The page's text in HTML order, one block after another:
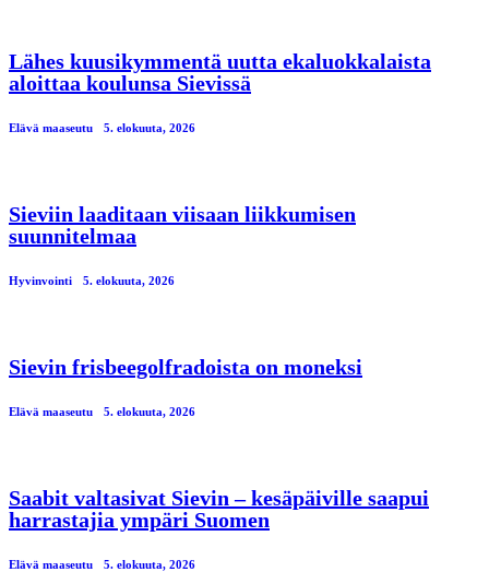
Lähes kuusikymmentä uutta ekaluokkalaista
aloittaa koulunsa Sievissä
Elävä maaseutu 5. elokuuta, 2026
Sieviin laaditaan viisaan liikkumisen
suunnitelmaa
Hyvinvointi 5. elokuuta, 2026
Sievin frisbeegolfradoista on moneksi
Elävä maaseutu 5. elokuuta, 2026
Saabit valtasivat Sievin – kesäpäiville saapui
harrastajia ympäri Suomen
Elävä maaseutu 5. elokuuta, 2026